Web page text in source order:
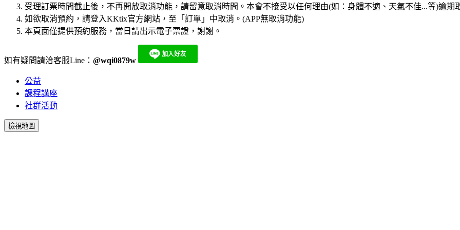
受理訂票時間截止後，不再開放取消功能，請留意取消時間。本會不接受以任何理由(如：身體不適、天氣不佳...等)逾期
如欲取消預約，請登入KKtix官方網站，至「訂單」中取消。(APP無取消功能)
本頁面僅提供預約服務，當日請出示電子票證，謝謝。
如有疑問請洽客服Line： @wqi0879w
公益
課程講座
社群活動
檢視地圖